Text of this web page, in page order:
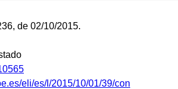
de 02/10/2015.
eli/es/l/2015/10/01/39/con